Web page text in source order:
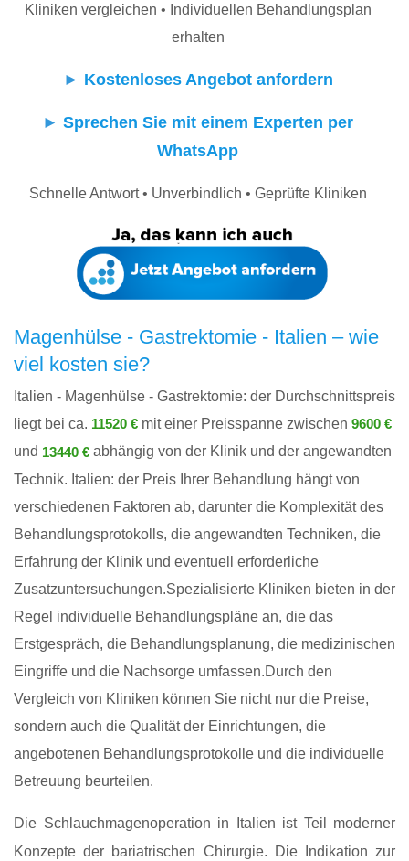
Kliniken vergleichen • Individuellen Behandlungsplan
erhalten
► Kostenloses Angebot anfordern
► Sprechen Sie mit einem Experten per
WhatsApp
Schnelle Antwort • Unverbindlich • Geprüfte Kliniken
Magenhülse - Gastrektomie - Italien – wie
viel kosten sie?
Italien - Magenhülse - Gastrektomie: der Durchschnittspreis
liegt bei ca. 11520 € mit einer Preisspanne zwischen 9600 €
und 13440 € abhängig von der Klinik und der angewandten
Technik. Italien: der Preis Ihrer Behandlung hängt von
verschiedenen Faktoren ab, darunter die Komplexität des
Behandlungsprotokolls, die angewandten Techniken, die
Erfahrung der Klinik und eventuell erforderliche
Zusatzuntersuchungen.Spezialisierte Kliniken bieten in der
Regel individuelle Behandlungspläne an, die das
Erstgespräch, die Behandlungsplanung, die medizinischen
Eingriffe und die Nachsorge umfassen.Durch den
Vergleich von Kliniken können Sie nicht nur die Preise,
sondern auch die Qualität der Einrichtungen, die
angebotenen Behandlungsprotokolle und die individuelle
Betreuung beurteilen.
Die Schlauchmagenoperation in Italien ist Teil moderner
Konzepte der bariatrischen Chirurgie. Die Indikation zur